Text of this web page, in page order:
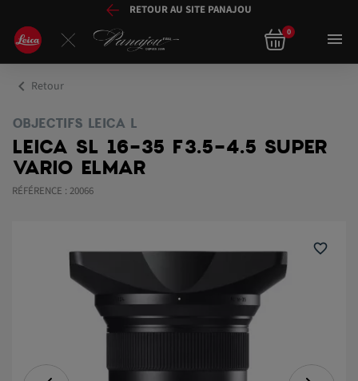
RETOUR AU SITE PANAJOU
0 
chevron_left Retour
OBJECTIFS LEICA L
LEICA SL 16-35 F3.5-4.5 SUPER
VARIO ELMAR
RÉFÉRENCE : 20066
favorite_border